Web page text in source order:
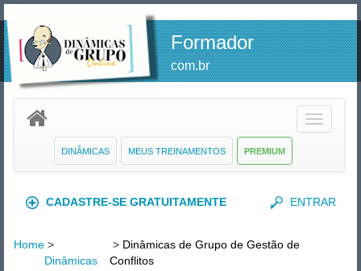
Formador
com.br
Toggle
PREMIUM
MEUS TREINAMENTOS
DINÂMICAS
CADASTRE-SE GRATUITAMENTE ENTRAR
Home >
Dinâmicas
> Dinâmicas de Grupo de Gestão de
Conflitos